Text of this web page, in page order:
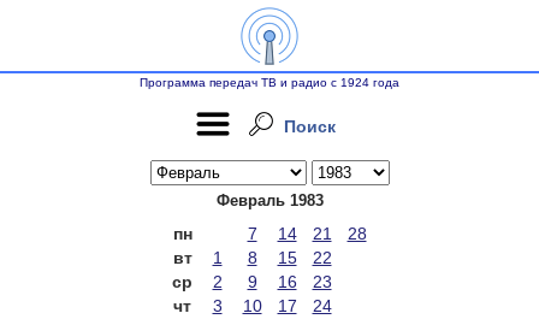
Программа передач ТВ и радио с 1924 года
Поиск
Февраль 1983
пн 7 14 21
28
вт
1 8 15
22
ср
2 9 16
23
чт
3 10 17
24